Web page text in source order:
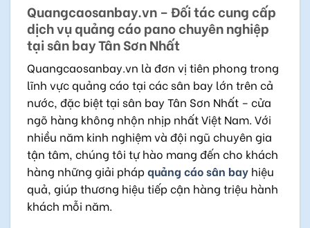
Quangcaosanbay.vn – Đối tác cung cấp
dịch vụ quảng cáo pano chuyên nghiệp
tại sân bay Tân Sơn Nhất
Quangcaosanbay.vn là đơn vị tiên phong trong
lĩnh vực quảng cáo tại các sân bay lớn trên cả
nước, đặc biệt tại sân bay Tân Sơn Nhất – cửa
ngõ hàng không nhộn nhịp nhất Việt Nam. Với
nhiều năm kinh nghiệm và đội ngũ chuyên gia
tận tâm, chúng tôi tự hào mang đến cho khách
hàng những giải phápquảng cáo sân bay hiệu
quả, giúp thương hiệu tiếp cận hàng triệu hành
khách mỗi năm.